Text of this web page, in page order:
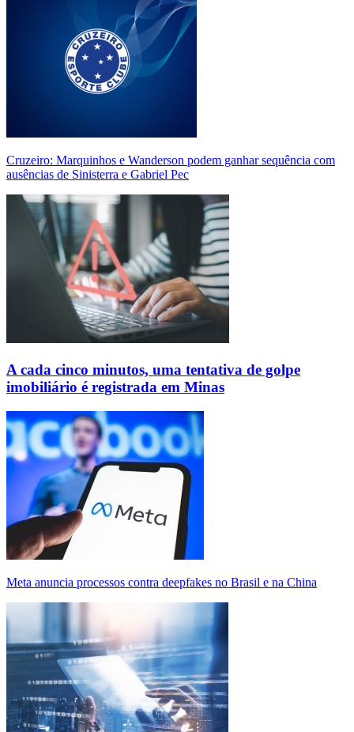
Cruzeiro: Marquinhos e Wanderson podem ganhar sequência com
ausências de Sinisterra e Gabriel Pec
A cada cinco minutos, uma tentativa de golpe
imobiliário é registrada em Minas
Meta anuncia processos contra deepfakes no Brasil e na China